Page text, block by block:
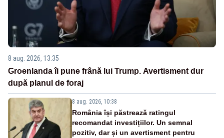
8 aug. 2026, 13:35
Groenlanda îi pune frână lui Trump. Avertisment dur
după planul de foraj
8 aug. 2026, 10:38
România își păstrează ratingul
recomandat investițiilor. Un semnal
pozitiv, dar și un avertisment pentru